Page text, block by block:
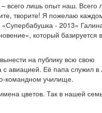
всего лишь опыт наш. Всего
творите! Я пожелаю
«Супербабушка - 2013»
который
на публику всю свою
авиацией. Её папа служил в
командном училище.
цветов. Так в нашей